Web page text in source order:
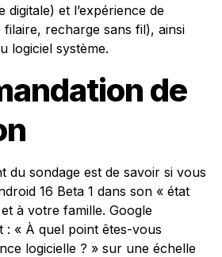
digitale) et l’expérience de
recharge sans fil), ainsi
logiciel système.
de
du sondage est de savoir si vous
16 Beta 1 dans son « état
à votre famille. Google
: « À quel point êtes-vous
logicielle ? » sur une échelle